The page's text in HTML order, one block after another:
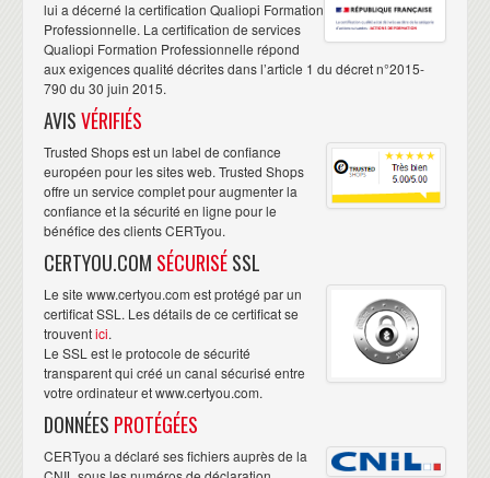
Taux de réussite des stagiaires pour la certification « Élaborer et
mettre en oeuvre une démarche de cybersécurité » : 93,7%
Taux de présentation des stagiaires pour la certification « Élaborer et
mettre en oeuvre une démarche de cybersécurité » : 88,3%
Taux de complétude des stagiaires pour la certification « Élaborer et
mettre en oeuvre une démarche de cybersécurité » : 85,5%
Données mises à jour au 30/04/2025
lui a décerné la certification Qualiopi Formation
Professionnelle. La certification de services
Qualiopi Formation Professionnelle répond
aux exigences qualité décrites dans l’article 1 du décret n°2015-
790 du 30 juin 2015.
AVISVÉRIFIÉS
Trusted Shops est un label de confiance
européen pour les sites web. Trusted Shops
offre un service complet pour augmenter la
confiance et la sécurité en ligne pour le
bénéfice des clients CERTyou.
CERTYOU.COM SÉCURISÉSSL
Le site www.certyou.com est protégé par un
certificat SSL. Les détails de ce certificat se
trouventici.
Le SSL est le protocole de sécurité
transparent qui créé un canal sécurisé entre
votre ordinateur et www.certyou.com.
DONNÉES PROTÉGÉES
CERTyou a déclaré ses fichiers auprès de la